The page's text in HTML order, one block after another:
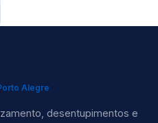
Alegre
desentupimentos e